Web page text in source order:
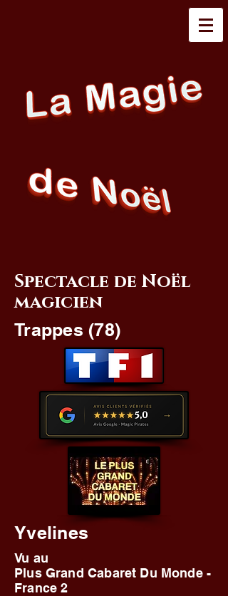
Spectacle de Noël
magicien
Trappes (78)
Yvelines
Vu au
Plus Grand Cabaret Du Monde -
France 2